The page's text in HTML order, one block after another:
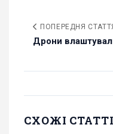
ПОПЕРЕДНЯ
Дрони
СХОЖІ СТАТТІ